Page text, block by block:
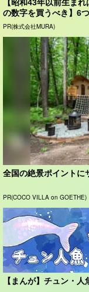
【昭和43年以前生まれ
の数字を買うべき】6
「完全一致」する方...
PR(株式会社MURA)
全国の絶景ポイントに
PR(COCO VILLA on GOETHE)
【まんが】チュン・人